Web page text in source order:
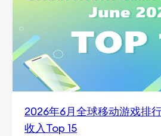
2026年6月全球移动游戏排
收入Top 15